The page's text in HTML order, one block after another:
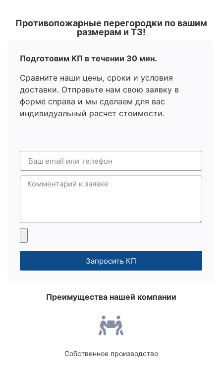
Противопожарные перегородки по вашим
размерам и ТЗ!
Подготовим КП в течении 30 мин.
Сравните наши цены, сроки и условия
доставки. Отправьте нам свою заявку в
форме справа и мы сделаем для вас
индивидуальный расчет стоимости.
Запросить КП
Преимущества нашей компании
Собственное производство